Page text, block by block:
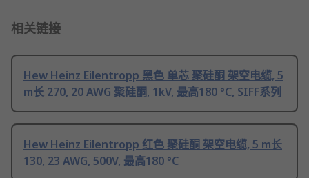
相关链接
Hew Heinz Eilentropp 黑色 单芯 聚硅酮 架空电缆, 5
m长 270, 20 AWG 聚硅酮, 1kV, 最高180 °C, SIFF系列
Hew Heinz Eilentropp 红色 聚硅酮 架空电缆, 5 m长
130, 23 AWG, 500V, 最高180 °C